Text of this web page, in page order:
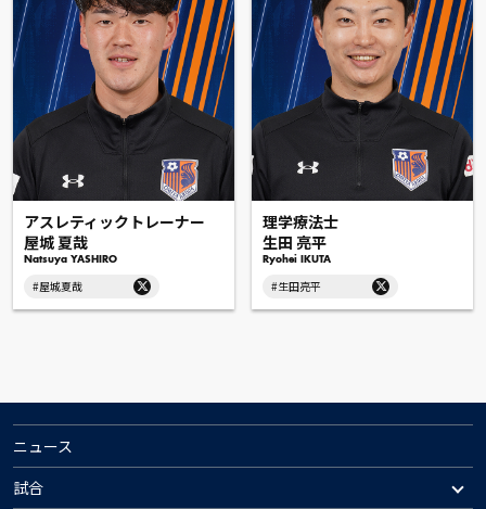
アスレティックトレーナー
屋城 夏哉
Natsuya YASHIRO
#屋城夏哉
理学療法士
生田 亮平
Ryohei IKUTA
#生田亮平
ニュース
試合